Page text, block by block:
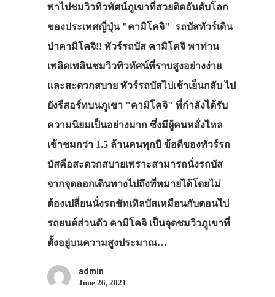
พาไปชมวิวทิวทัศน์ภูเขาที่สวยติดอันดับโลก
ของประเทศญี่ปุ่น "คามิโคจิ" รถบัสทัวร์เดิน
ป่าคามิโคจิ!! ทัวร์รถบัส คามิโคจิ พาท่าน
เพลิดเพลินชมวิวทิวทัศน์ที่ราบสูงอย่างง่าย
และสะดวกสบาย ทัวร์รถบัสไปเช้าเย็นกลับ ไป
ยังรีสอร์ทบนภูเขา "คามิโคจิ" ที่กำลังได้รับ
ความนิยมเป็นอย่างมาก ซึ่งมีผู้คนหลั่งไหล
เข้าชมกว่า 1.5 ล้านคนทุกปี ข้อดีของทัวร์รถ
บัสคือสะดวกสบายเพราะสามารถนั่งรถบัส
จากจุดออกเดินทางไปถึงที่หมายได้โดยไม่
ต้องเปลี่ยนนั่งรถชัทเทิลบัสเหมือนกับตอนไป
รถยนต์ส่วนตัว คามิโคจิ เป็นจุดชมวิวภูเขาที่
ตั้งอยู่บนความสูงประมาณ…
admin
June 26, 2021